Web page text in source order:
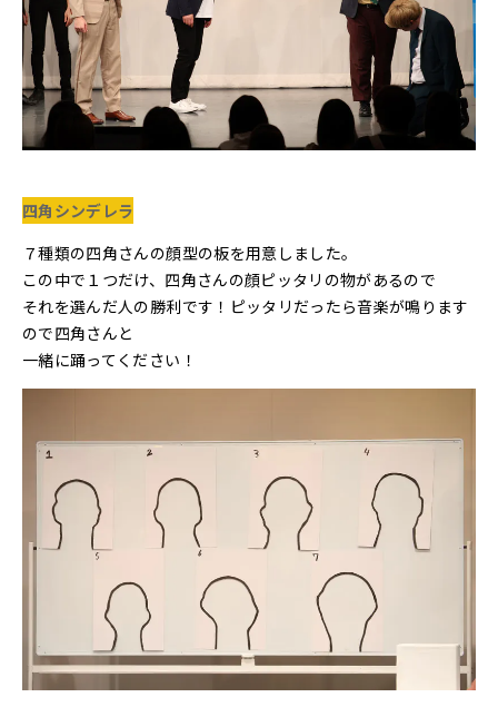
四角シンデレラ
７種類の四角さんの顔型の板を用意しました。
この中で１つだけ、四角さんの顔ピッタリの物があるので
それを選んだ人の勝利です！ピッタリだったら音楽が鳴ります
ので四角さんと
一緒に踊ってください！